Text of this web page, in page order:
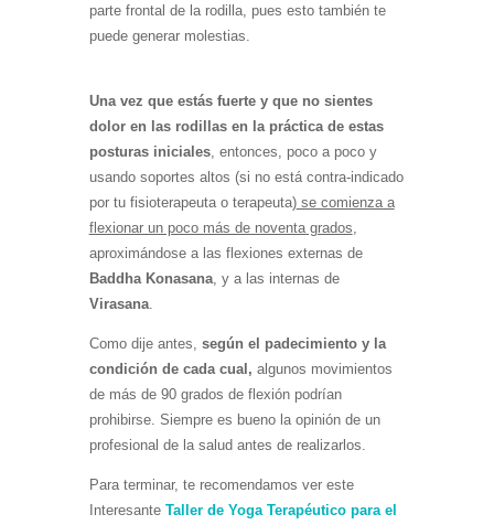
parte frontal de la rodilla, pues esto también te
puede generar molestias.
Una vez que estás fuerte y que no sientes
dolor en las rodillas en la práctica de estas
posturas iniciales, entonces, poco a poco y
usando soportes altos (si no está contra-indicado
por tu fisioterapeuta o terapeuta)se comienza a
flexionar un poco más de noventa grados
aproximándose a las flexiones externas de
Baddha Konasana, y a las internas de
Virasana.
Como dije antes, según el padecimiento y la
condición de cada cual, algunos movimientos
de más de 90 grados de flexión podrían
prohibirse. Siempre es bueno la opinión de un
profesional de la salud antes de realizarlos.
Para terminar, te recomendamos ver este
Interesante Taller de Yoga Terapéutico para el